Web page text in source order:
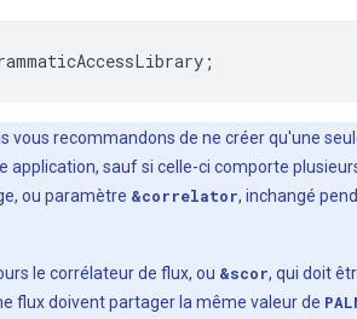
;
vous recommandons de ne créer qu'une
application, sauf si celle-ci comporte
ou paramètre &correlator, inchangé
le corrélateur de flux, ou &scor, qui doit
flux doivent partager la même valeur de